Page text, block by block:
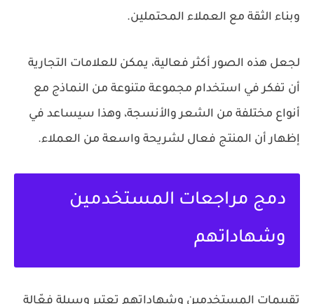
وبناء الثقة مع العملاء المحتملين.
لجعل هذه الصور أكثر فعالية، يمكن للعلامات التجارية
أن تفكر في استخدام مجموعة متنوعة من النماذج مع
أنواع مختلفة من الشعر والأنسجة، وهذا سيساعد في
إظهار أن المنتج فعال لشريحة واسعة من العملاء.
دمج مراجعات المستخدمين
وشهاداتهم
تقييمات المستخدمين وشهاداتهم تعتبر وسيلة فعّالة